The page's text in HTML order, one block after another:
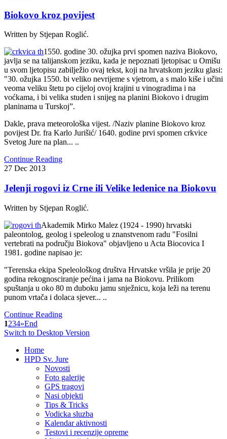
Biokovo kroz povijest
Written by Stjepan Roglić.
1550. godine 30. ožujka prvi spomen naziva Biokovo,
javlja se na talijanskom jeziku, kada je nepoznati ljetopisac u Omišu
u svom ljetopisu zabilježio ovaj tekst, koji na hrvatskom jeziku glasi:
"30. ožujka 1550. bi veliko nevrijeme s vjetrom, a s malo kiše i učini
veoma veliku štetu po cijeloj ovoj krajini u vinogradima i na
voćkama, i bi velika studen i snijeg na planini Biokovo i drugim
planinama u Turskoj”.
Dakle, prava meteorološka vijest. /Naziv planine Biokovo kroz
povijest Dr. fra Karlo Jurišić/ 1640. godine prvi spomen crkvice
Svetog Jure na plan... ..
Continue Reading
27 Dec 2013
Jelenji rogovi iz Crne ili Velike ledenice na Biokovu
Written by Stjepan Roglić.
Akademik Mirko Malez (1924 - 1990) hrvatski
paleontolog, geolog i speleolog u znanstvenom radu "Fosilni
vertebrati na području Biokova" objavljeno u Acta Biocovica I
1981. godine napisao je:
"Terenska ekipa Speleološkog društva Hrvatske vršila je prije 20
godina rekognosciranje pećina i jama na Biokovu. Prilikom
spuštanja u oko 80 m duboku jamu snježnicu, koja leži na terenu
punom vrtača i dolaca sjever... ..
Continue Reading
1234»End
Switch to Desktop Version
Home
HPD Sv. Jure
Novosti
Foto galerije
GPS tragovi
Nasi objekti
Tips & Tricks
Vodicka sluzba
Kalendar aktivnosti
Testovi i recenzije opreme